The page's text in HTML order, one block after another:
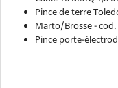
Pince de terre
Marto/Brosse - cod.
Pince porte-